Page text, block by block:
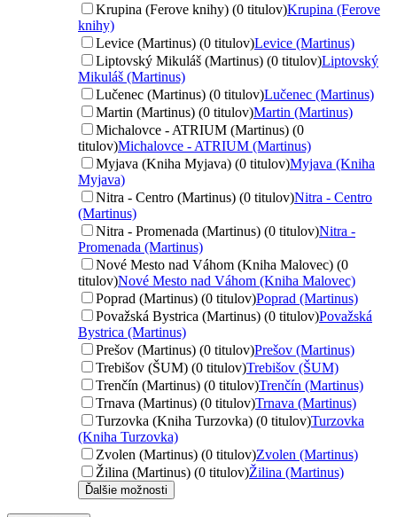
Krupina (Ferove knihy) (0 titulov)Krupina (Ferove
knihy)
Levice (Martinus) (0 titulov)Levice (Martinus)
Liptovský Mikuláš (Martinus) (0 titulov)Liptovský
Mikuláš (Martinus)
Lučenec (Martinus) (0 titulov)Lučenec (Martinus)
Martin (Martinus) (0 titulov)Martin (Martinus)
Michalovce - ATRIUM (Martinus) (0
titulov)Michalovce - ATRIUM (Martinus)
Myjava (Kniha Myjava) (0 titulov)Myjava (Kniha
Myjava)
Nitra - Centro (Martinus) (0 titulov)Nitra - Centro
(Martinus)
Nitra - Promenada (Martinus) (0 titulov)Nitra -
Promenada (Martinus)
Nové Mesto nad Váhom (Kniha Malovec) (0
titulov)Nové Mesto nad Váhom (Kniha Malovec)
Poprad (Martinus) (0 titulov)Poprad (Martinus)
Považská Bystrica (Martinus) (0 titulov)Považská
Bystrica (Martinus)
Prešov (Martinus) (0 titulov)Prešov (Martinus)
Trebišov (ŠUM) (0 titulov)Trebišov (ŠUM)
Trenčín (Martinus) (0 titulov)Trenčín (Martinus)
Trnava (Martinus) (0 titulov)Trnava (Martinus)
Turzovka (Kniha Turzovka) (0 titulov)Turzovka
(Kniha Turzovka)
Zvolen (Martinus) (0 titulov)Zvolen (Martinus)
Žilina (Martinus) (0 titulov)Žilina (Martinus)
Ďalšie možnosti